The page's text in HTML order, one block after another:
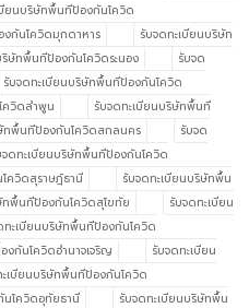
บียนบริษัทพื้นทีป้องกันโควิด
กันโควิดมุกดาหาร
รับจดทะเบียนบริษัท
ริษัทพื้นทีป้องกันโควิดระนอง
รับจด
รับจดทะเบียนบริษัทพื้นทีป้องกันโควิด
ควิดลำพูน
รับจดทะเบียนบริษัทพื้นที
ทพื้นทีป้องกันโควิดสกลนคร
รับจด
จดทะเบียนบริษัทพื้นทีป้องกันโควิด
ควิดสุราษฎ์ธานี
รับจดทะเบียนบริษัทพื้น
ทพื้นทีป้องกันโควิดสุโขทัย
รับจดทะเบียน
ทะเบียนบริษัทพื้นทีป้องกันโควิด
กันโควิดอำนาจเจริญ
รับจดทะเบียน
ะเบียนบริษัทพื้นทีป้องกันโควิด
นโควิดอุทัยธานี
รับจดทะเบียนบริษัทพื้น